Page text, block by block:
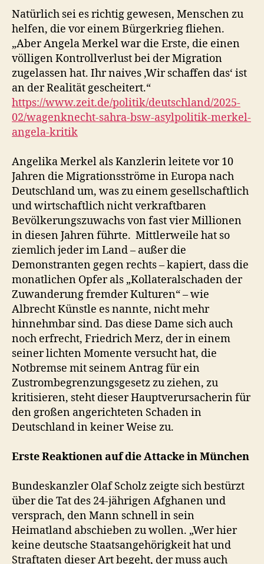
Natürlich sei es richtig gewesen, Menschen zu
helfen, die vor einem Bürgerkrieg fliehen.
„Aber Angela Merkel war die Erste, die einen
völligen Kontrollverlust bei der Migration
zugelassen hat. Ihr naives ‚Wir schaffen das‘ ist
an der Realität gescheitert.“
https://www.zeit.de/politik/deutschland/2025-
02/wagenknecht-sahra-bsw-asylpolitik-merkel-
angela-kritik
Angelika Merkel als Kanzlerin leitete vor 10
Jahren die Migrationsströme in Europa nach
Deutschland um, was zu einem gesellschaftlich
und wirtschaftlich nicht verkraftbaren
Bevölkerungszuwachs von fast vier Millionen
in diesen Jahren führte. Mittlerweile hat so
ziemlich jeder im Land – außer die
Demonstranten gegen rechts – kapiert, dass die
monatlichen Opfer als „Kollateralschaden der
Zuwanderung fremder Kulturen“ – wie
Albrecht Künstle es nannte, nicht mehr
hinnehmbar sind. Das diese Dame sich auch
noch erfrecht, Friedrich Merz, der in einem
seiner lichten Momente versucht hat, die
Notbremse mit seinem Antrag für ein
Zustrombegrenzungsgesetz zu ziehen, zu
kritisieren, steht dieser Hauptverursacherin für
den großen angerichteten Schaden in
Deutschland in keiner Weise zu.
Erste Reaktionenauf die Attacke in München
Bundeskanzler Olaf Scholz zeigte sich bestürzt
über die Tat des 24-jährigen Afghanen und
versprach, den Mann schnell in sein
Heimatland abschieben zu wollen. „Wer hier
keine deutsche Staatsangehörigkeit hat und
Straftaten dieser Art begeht, der muss auch